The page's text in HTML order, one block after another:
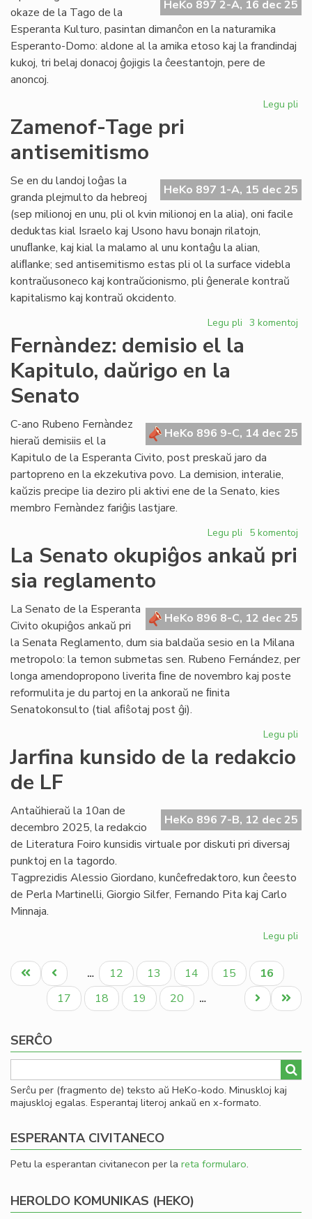
kaj
fondumo/
HeKo 897 2-A, 16 dec 25
okaze de la Tago de la
Esperanta Kulturo, pasintan dimanĉon en la naturamika
Esperanto-Domo: aldone al la amika etoso kaj la frandindaj
kukoj, tri belaj donacoj ĝojigis la ĉeestantojn, pere de
anoncoj.
Legu pli
Zamenof-Tage pri
antisemitismo
HeKo 897 1-A, 15 dec 25
Se en du landoj loĝas la
granda plejmulto da hebreoj
(sep milionoj en unu, pli ol kvin milionoj en la alia), oni facile
deduktas kial Israelo kaj Usono havu bonajn rilatojn,
unuﬂanke, kaj kial la malamo al unu kontaĝu la alian,
aliﬂanke; sed antisemitismo estas pli ol la surface videbla
kontraŭusoneco kaj kontraŭcionismo, pli ĝenerale kontraŭ
kapitalismo kaj kontraŭ okcidento.
Legu pli pri
Tage
3 komentoj
Fernàndez: demisio el la
Kapitulo, daŭrigo en la
Senato
HeKo 896 9-C, 14 dec 25
C-ano Rubeno Fernàndez
hieraŭ demisiis el la
Kapitulo de la Esperanta Civito, post preskaŭ jaro da
partopreno en la ekzekutiva povo. La demision, interalie,
kaŭzis precipe lia deziro pli aktivi ene de la Senato, kies
membro Fernàndez fariĝis lastjare.
Legu pli pri
Fernàndez:
demisio
Kapitulo,
daŭrigo
en
la
Senato
5 komentoj
La Senato okupiĝos ankaŭ pri
sia reglamento
HeKo 896 8-C, 12 dec 25
La Senato de la Esperanta
Civito okupiĝos ankaŭ pri
la Senata Reglamento, dum sia baldaŭa sesio en la Milana
metropolo: la temon submetas sen. Rubeno Fernández, per
longa amendopropono liverita ﬁne de novembro kaj poste
reformulita je du partoj en la ankoraŭ ne ﬁnita
Senatokonsulto (tial aﬁŝotaj post ĝi).
Legu pli
pri
Jarfina kunsido de la redakcio
de LF
HeKo 896 7-B, 12 dec 25
Antaŭhieraŭ la 10an de
decembro 2025, la redakcio
de Literatura Foiro kunsidis virtuale por diskuti pri diversaj
punktoj en la tagordo.
Tagprezidis Alessio Giordano, kunĉefredaktoro, kun ĉeesto
de Perla Martinelli, Giorgio Silfer, Fernando Pita kaj Carlo
Minnaja.
Legu pli
la
Pagination
Unua
paĝo
Antaŭa
paĝo
… Paĝo
12 Paĝo
13 Paĝo
14 Paĝo
15
Aktuala
paĝo
16
Paĝo
17 Paĝo
18 Paĝo
19 Paĝo
20 …
Last
page
Next
page
SERĈO
Serĉu per (fragmento de) teksto aŭ HeKo-kodo. Minuskloj kaj
majuskloj egalas. Esperantaj literoj ankaŭ en x-formato.
ESPERANTA CIVITANECO
Petu la esperantan civitanecon per la reta formularo.
HEROLDO KOMUNIKAS (HEKO)